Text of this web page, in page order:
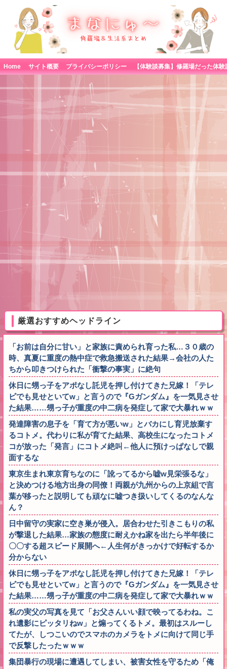
Home サイト概要 プライバシーポリシー
厳選おすすめヘッドライン
「お前は自分に甘い」と家族に責められ育った私…３０歳の
時、真夏に重度の熱中症で救急搬送された結果→会社の人た
ちから叩きつけられた「衝撃の事実」に絶句
休日に甥っ子をアポなし託児を押し付けてきた兄嫁！「テレ
ビでも見せといてw」と言うので『Gガンダム』を一気見させ
た結果……甥っ子が重度の中二病を発症して家で大暴れｗｗ
発達障害の息子を「育て方が悪いw」とバカにし育児放棄す
るコトメ。代わりに私が育てた結果、高校生になったコトメ
コが放った「発言」にコトメ絶叫←他人に預けっぱなしで親
面するな
東京生まれ東京育ちなのに「訛ってるから嘘w見栄張るな」
と決めつける地方出身の同僚！両親が九州からの上京組で言
葉が移ったと説明しても頑なに嘘つき扱いしてくるのなんな
ん？
日中留守の実家に空き巣が侵入。居合わせた引きこもりの私
が撃退した結果…家族の態度に耐えかね家を出たら半年後に
〇〇する超スピード展開へ←人生何がきっかけで好転するか
分からない
休日に甥っ子をアポなし託児を押し付けてきた兄嫁！「テレ
ビでも見せといてw」と言うので『Gガンダム』を一気見させ
た結果……甥っ子が重度の中二病を発症して家で大暴れｗｗ
私の実父の写真を見て「お父さんいい顔で映ってるわね。こ
れ遺影にピッタリねw」と煽ってくるトメ。最初はスルーし
てたが、しつこいのでスマホのカメラをトメに向けて同じ手
で反撃したったｗｗｗ
集団暴行の現場に遭遇してしまい、被害女性を守るため「俺